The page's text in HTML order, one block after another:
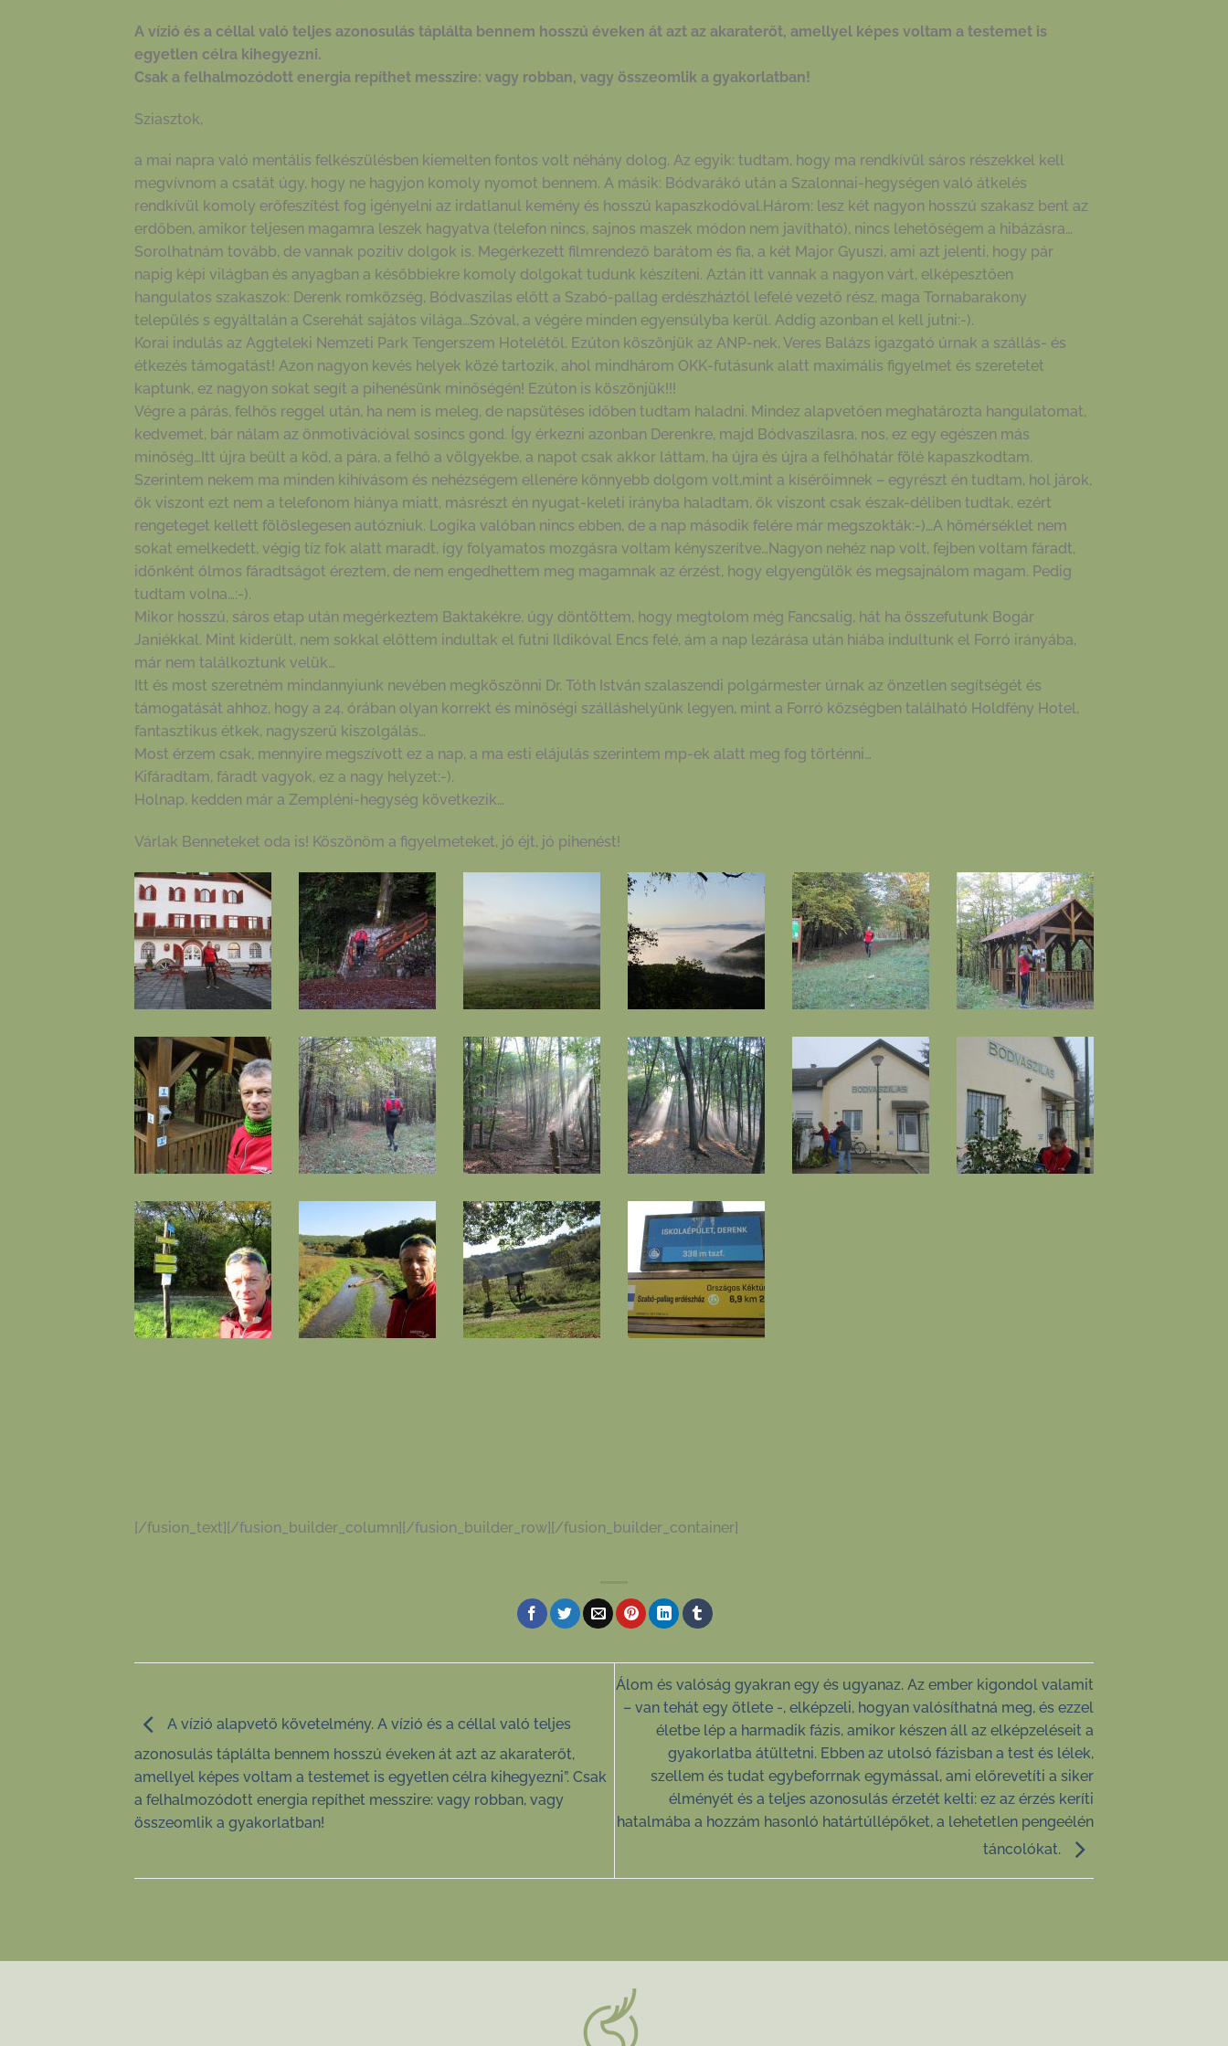
A vízió és a céllal való teljes azonosulás táplálta bennem hosszú éveken át azt az akaraterőt, amellyel képes voltam a testemet is
egyetlen célra kihegyezni.
Csak a felhalmozódott energia repíthet messzire: vagy robban, vagy összeomlik a gyakorlatban!
Sziasztok,
a mai napra való mentális felkészülésben kiemelten fontos volt néhány dolog. Az egyik: tudtam, hogy ma rendkívül sáros részekkel kell
megvívnom a csatát úgy, hogy ne hagyjon komoly nyomot bennem. A másik: Bódvarákó után a Szalonnai-hegységen való átkelés
rendkívül komoly erőfeszítést fog igényelni az irdatlanul kemény és hosszú kapaszkodóval.Három: lesz két nagyon hosszú szakasz bent az
erdőben, amikor teljesen magamra leszek hagyatva (telefon nincs, sajnos maszek módon nem javítható), nincs lehetőségem a hibázásra…
Sorolhatnám tovább, de vannak pozitív dolgok is. Megérkezett filmrendező barátom és fia, a két Major Gyuszi, ami azt jelenti, hogy pár
napig képi világban és anyagban a későbbiekre komoly dolgokat tudunk készíteni. Aztán itt vannak a nagyon várt, elképesztően
hangulatos szakaszok: Derenk romközség, Bódvaszilas előtt a Szabó-pallag erdészháztól lefelé vezető rész, maga Tornabarakony
település s egyáltalán a Cserehát sajátos világa…Szóval, a végére minden egyensúlyba kerül. Addig azonban el kell jutni:-).
Korai indulás az Aggteleki Nemzeti Park Tengerszem Hotelétől. Ezúton köszönjük az ANP-nek, Veres Balázs igazgató úrnak a szállás- és
étkezés támogatást! Azon nagyon kevés helyek közé tartozik, ahol mindhárom OKK-futásunk alatt maximális figyelmet és szeretetet
kaptunk, ez nagyon sokat segít a pihenésünk minőségén! Ezúton is köszönjük!!!
Végre a párás, felhős reggel után, ha nem is meleg, de napsütéses időben tudtam haladni. Mindez alapvetően meghatározta hangulatomat,
kedvemet, bár nálam az önmotivációval sosincs gond. Így érkezni azonban Derenkre, majd Bódvaszilasra, nos, ez egy egészen más
minőség…Itt újra beült a köd, a pára, a felhő a völgyekbe, a napot csak akkor láttam, ha újra és újra a felhőhatár fölé kapaszkodtam.
Szerintem nekem ma minden kihívásom és nehézségem ellenére könnyebb dolgom volt,mint a kísérőimnek – egyrészt én tudtam, hol járok,
ők viszont ezt nem a telefonom hiánya miatt, másrészt én nyugat-keleti irányba haladtam, ők viszont csak észak-déliben tudtak, ezért
rengeteget kellett fölöslegesen autózniuk. Logika valóban nincs ebben, de a nap második felére már megszokták:-)…A hőmérséklet nem
sokat emelkedett, végig tíz fok alatt maradt, így folyamatos mozgásra voltam kényszerítve…Nagyon nehéz nap volt, fejben voltam fáradt,
időnként ólmos fáradtságot éreztem, de nem engedhettem meg magamnak az érzést, hogy elgyengülök és megsajnálom magam. Pedig
tudtam volna…:-).
Mikor hosszú, sáros etap után megérkeztem Baktakékre, úgy döntöttem, hogy megtolom még Fancsalig, hát ha összefutunk Bogár
Janiékkal. Mint kiderült, nem sokkal előttem indultak el futni Ildikóval Encs felé, ám a nap lezárása után hiába indultunk el Forró irányába,
már nem találkoztunk velük…
Itt és most szeretném mindannyiunk nevében megköszönni Dr. Tóth István szalaszendi polgármester úrnak az önzetlen segítségét és
támogatását ahhoz, hogy a 24. órában olyan korrekt és minőségi szálláshelyünk legyen, mint a Forró községben található Holdfény Hotel,
fantasztikus étkek, nagyszerű kiszolgálás…
Most érzem csak, mennyire megszívott ez a nap, a ma esti elájulás szerintem mp-ek alatt meg fog történni…
Kifáradtam, fáradt vagyok, ez a nagy helyzet:-).
Holnap, kedden már a Zempléni-hegység következik…
Várlak Benneteket oda is! Köszönöm a figyelmeteket, jó éjt, jó pihenést!
[/fusion_text][/fusion_builder_column][/fusion_builder_row][/fusion_builder_container]
A vízió alapvető követelmény. A vízió és a céllal való teljes
azonosulás táplálta bennem hosszú éveken át azt az akaraterőt,
amellyel képes voltam a testemet is egyetlen célra kihegyezni”. Csak
a felhalmozódott energia repíthet messzire: vagy robban, vagy
összeomlik a gyakorlatban!
Álom és valóság gyakran egy és ugyanaz. Az ember kigondol valamit
– van tehát egy ötlete -, elképzeli, hogyan valósíthatná meg, és ezzel
életbe lép a harmadik fázis, amikor készen áll az elképzeléseit a
gyakorlatba átültetni. Ebben az utolsó fázisban a test és lélek,
szellem és tudat egybeforrnak egymással, ami előrevetíti a siker
élményét és a teljes azonosulás érzetét kelti: ez az érzés keríti
hatalmába a hozzám hasonló határtúllépőket, a lehetetlen pengeélén
táncolókat.